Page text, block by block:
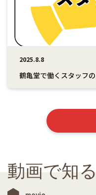
事
容
アンケー
2025.8.8
鶴亀堂で働くスタッフ
動画で知